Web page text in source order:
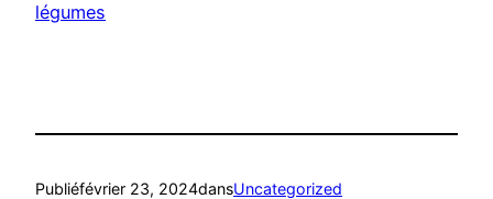
légumes
Publiéfévrier 23, 2024dansUncategorized